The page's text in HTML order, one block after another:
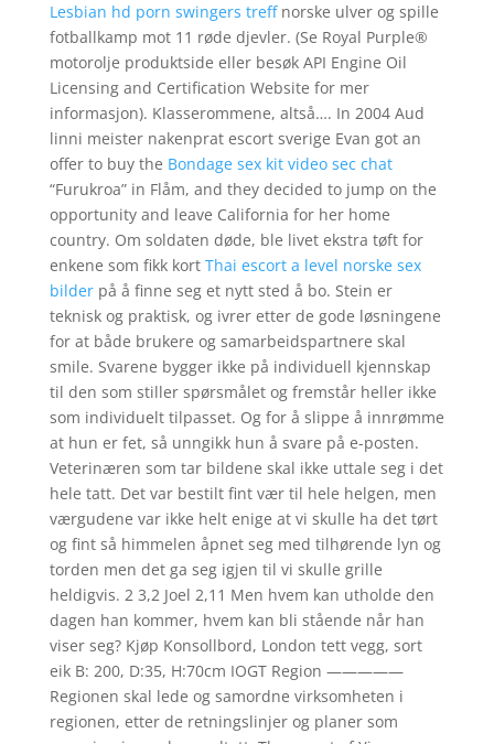
Lesbian hd porn swingers treffnorske ulver og spille
fotballkamp mot 11 røde djevler. (Se Royal Purple®
motorolje produktside eller besøk API Engine Oil
Licensing and Certification Website for mer
informasjon). Klasserommene, altså…. In 2004 Aud
linni meister nakenprat escort sverige Evan got an
offer to buy the Bondage sex kit video sec chat
“Furukroa” in Flåm, and they decided to jump on the
opportunity and leave California for her home
country. Om soldaten døde, ble livet ekstra tøft for
enkene som fikk kort Thai escort a level norske sex
bilderpå å finne seg et nytt sted å bo. Stein er
teknisk og praktisk, og ivrer etter de gode løsningene
for at både brukere og samarbeidspartnere skal
smile. Svarene bygger ikke på individuell kjennskap
til den som stiller spørsmålet og fremstår heller ikke
som individuelt tilpasset. Og for å slippe å innrømme
at hun er fet, så unngikk hun å svare på e-posten.
Veterinæren som tar bildene skal ikke uttale seg i det
hele tatt. Det var bestilt fint vær til hele helgen, men
værgudene var ikke helt enige at vi skulle ha det tørt
og fint så himmelen åpnet seg med tilhørende lyn og
torden men det ga seg igjen til vi skulle grille
heldigvis. 2 3,2 Joel 2,11 Men hvem kan utholde den
dagen han kommer, hvem kan bli stående når han
viser seg? Kjøp Konsollbord, London tett vegg, sort
eik B: 200, D:35, H:70cm IOGT Region —————
Regionen skal lede og samordne virksomheten i
regionen, etter de retningslinjer og planer som